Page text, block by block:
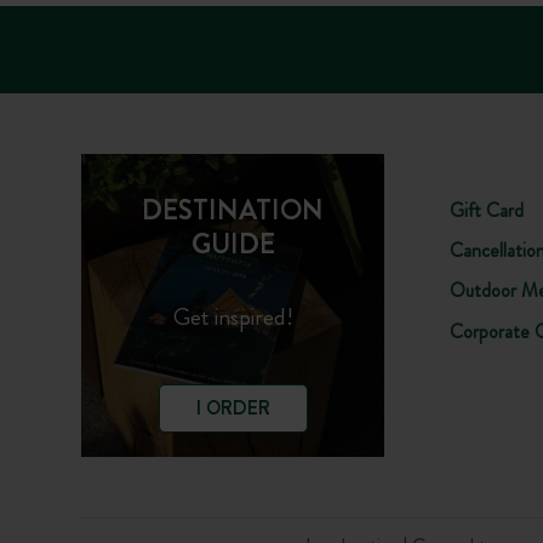
DESTINATION
GUIDE
Get inspired!
I ORDER
Gift Card
Outdoor
Corporate